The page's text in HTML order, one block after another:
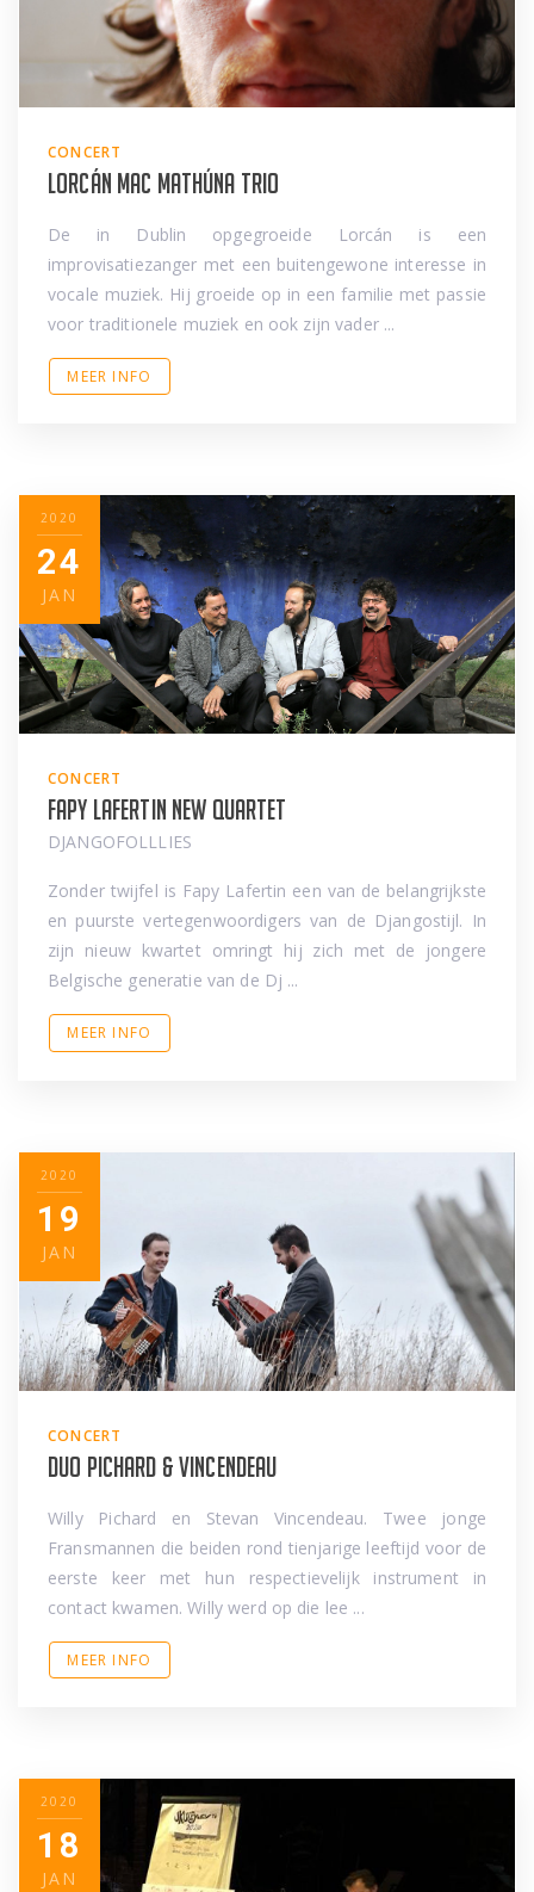
CONCERT
Lorcán Mac Mathúna Trio
De in Dublin opgegroeide Lorcán is een
improvisatiezanger met een buitengewone interesse in
vocale muziek. Hij groeide op in een familie met passie
voor traditionele muziek en ook zijn vader ...
MEER INFO
2020
24
JAN
CONCERT
Fapy Lafertin New Quartet
DJANGOFOLLLIES
Zonder twijfel is Fapy Lafertin een van de belangrijkste
en puurste vertegenwoordigers van de Djangostijl. In
zijn nieuw kwartet omringt hij zich met de jongere
Belgische generatie van de Dj ...
MEER INFO
2020
19
JAN
CONCERT
Duo Pichard & Vincendeau
Willy Pichard en Stevan Vincendeau. Twee jonge
Fransmannen die beiden rond tienjarige leeftijd voor de
eerste keer met hun respectievelijk instrument in
contact kwamen. Willy werd op die lee ...
MEER INFO
2020
18
JAN